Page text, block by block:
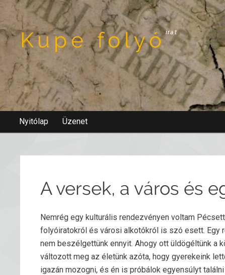
Kupe folyóirat
Nyitólap Üzenet
A versek, a város és
Nemrég egy kulturális rendezvényen voltam
folyóiratokról és városi alkotókról is szó esett. Egy
nem beszélgettünk ennyit. Ahogy ott üldögéltünk a
változott meg az életünk azóta, hogy gyerekeink
igazán mozogni, és én is próbálok egyensúlyt